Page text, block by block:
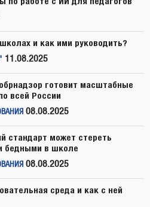
и как ими руководить?
11.08.2025
готовит масштабные
всей России
08.08.2025
стандарт может стереть
бедными в школе
08.08.2025
среда и как с ней